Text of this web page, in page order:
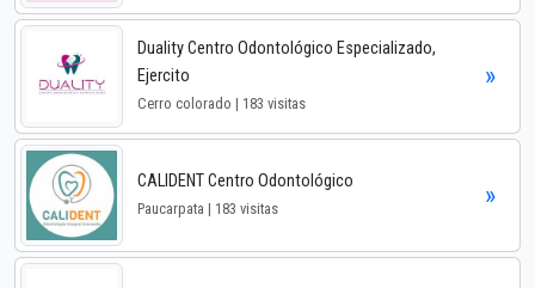
Duality Centro Odontológico Especializado,
Ejercito
Cerro colorado | 183 visitas
»
CALIDENT Centro Odontológico
Paucarpata | 183 visitas »